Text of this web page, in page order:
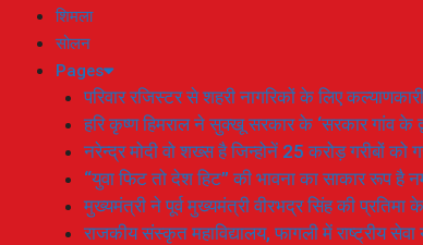
शिमला
सोलन
Pages
परिवार रजिस्टर से शहरी नागरिकों के लिए
हरि कृष्ण हिमराल ने सुक्खू सरकार के ‘सरकार गांव के
नरेन्द्र मोदी वो शख्स है जिन्होनें 25 करोड़ गरीबों को
“युवा फिट तो देश हिट” की भावना का साकार रूप है
मुख्यमंत्री ने पूर्व मुख्यमंत्री वीरभद्र सिंह की प्रतिमा
राजकीय संस्कृत महाविद्यालय, फागली में राष्ट्रीय